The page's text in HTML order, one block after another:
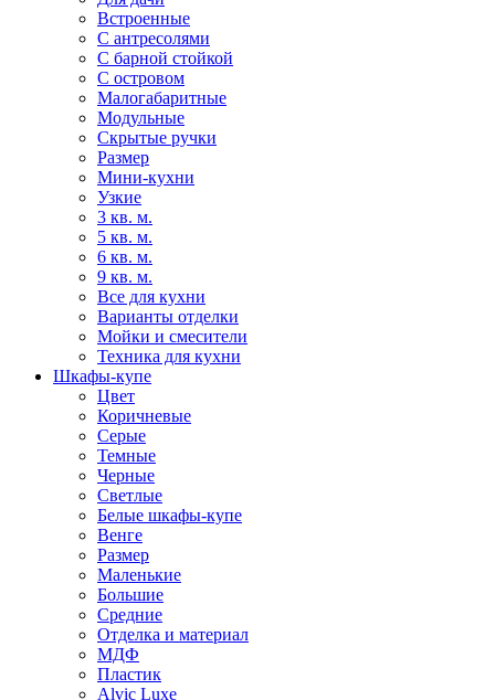
Встроенные
С антресолями
С барной стойкой
С островом
Малогабаритные
Модульные
Скрытые ручки
Размер
Мини-кухни
Узкие
3 кв. м.
5 кв. м.
6 кв. м.
9 кв. м.
Все для кухни
Варианты отделки
Мойки и смесители
Техника для кухни
Шкафы-купе
Цвет
Коричневые
Серые
Темные
Черные
Светлые
Белые шкафы-купе
Венге
Размер
Маленькие
Большие
Средние
Отделка и материал
МДФ
Пластик
Alvic Luxe